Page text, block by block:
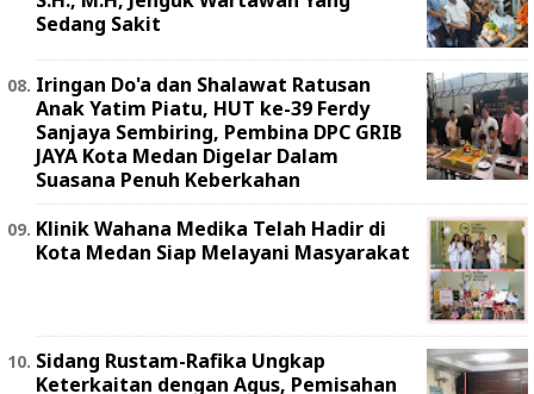
Sedang Sakit
Iringan Do'a dan Shalawat Ratusan
Anak Yatim Piatu, HUT ke-39 Ferdy
Sanjaya Sembiring, Pembina DPC GRIB
JAYA Kota Medan Digelar Dalam
Suasana Penuh Keberkahan
Klinik Wahana Medika Telah Hadir di
Kota Medan Siap Melayani Masyarakat
Sidang Rustam-Rafika Ungkap
Keterkaitan dengan Agus, Pemisahan